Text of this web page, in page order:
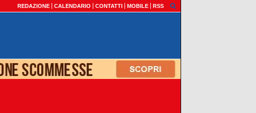
REDAZIONE CALENDARIO CONTATTI MOBILE RSS